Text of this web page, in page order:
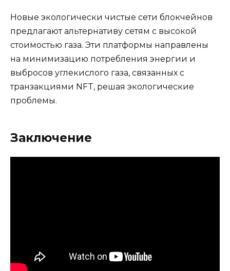
Новые экологически чистые сети блокчейнов
предлагают альтернативу сетям с высокой
стоимостью газа. Эти платформы направлены
на минимизацию потребления энергии и
выбросов углекислого газа, связанных с
транзакциями NFT, решая экологические
проблемы.
Заключение